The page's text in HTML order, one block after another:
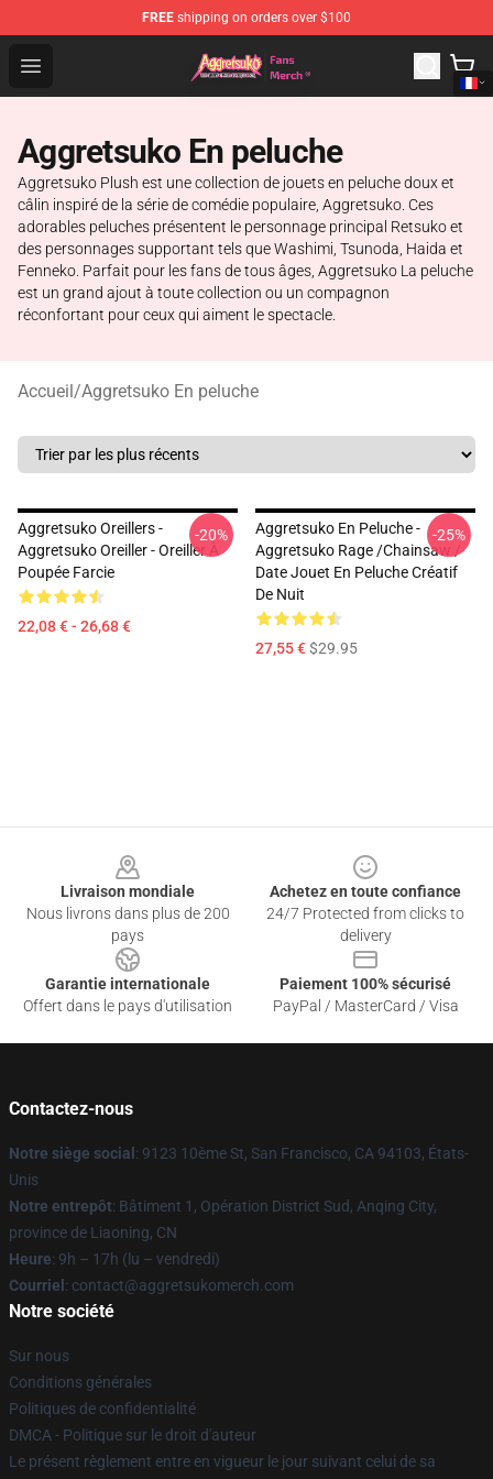
FREE shipping on orders over $100
Open menu
Aggretsuko Store - Official Aggretsuko Merchandise
Aggretsuko En peluche
Aggretsuko Plush est une collection de jouets en peluche doux et
câlin inspiré de la série de comédie populaire, Aggretsuko. Ces
adorables peluches présentent le personnage principal Retsuko et
des personnages supportant tels que Washimi, Tsunoda, Haida et
Fenneko. Parfait pour les fans de tous âges, Aggretsuko La peluche
est un grand ajout à toute collection ou un compagnon
réconfortant pour ceux qui aiment le spectacle.
Accueil/Aggretsuko En peluche
Aggretsuko Oreillers -
Aggretsuko Oreiller - Oreiller À
Poupée Farcie
22,08 € - 26,68 €
-20%
Aggretsuko En Peluche -
Aggretsuko Rage /Chainsaw /
Date Jouet En Peluche Créatif
De Nuit
27,55 €$29.95
-25%
Livraison mondiale
Nous livrons dans plus de 200
pays
Achetez en toute confiance
24/7 Protected from clicks to
delivery
Garantie internationale
Offert dans le pays d'utilisation
Paiement 100% sécurisé
PayPal / MasterCard / Visa
Contactez-nous
Notre siège social : 9123 10ème St, San Francisco, CA 94103, États-
Unis
Notre entrepôt: Bâtiment 1, Opération District Sud, Anqing City,
province de Liaoning, CN
Heure: 9h – 17h (lu – vendredi)
Courriel : contact@aggretsukomerch.com
Notre société
Sur nous
Conditions générales
Politiques de confidentialité
DMCA - Politique sur le droit d'auteur
Le présent règlement entre en vigueur le jour suivant celui de sa